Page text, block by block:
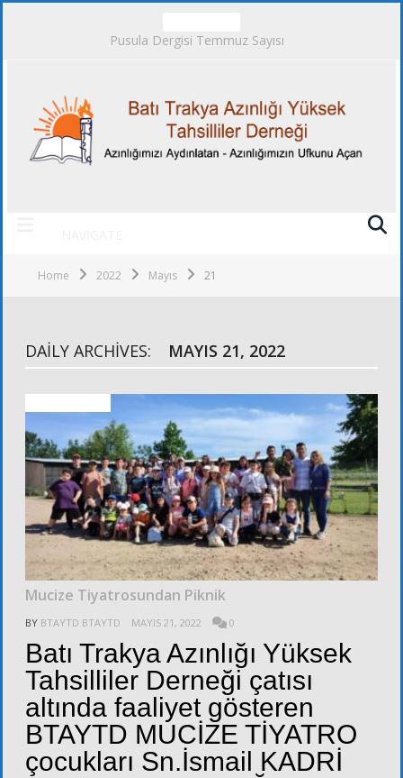
Pusula Dergisi Temmuz Sayısı
Home 2022 Mayıs 21
DAILY ARCHIVES: MAYIS 21, 2022
Mucize Tiyatrosundan Piknik
BY BTAYTD BTAYTD MAYIS 21, 2022 0
Batı Trakya Azınlığı Yüksek
Tahsilliler Derneği çatısı
altında faaliyet gösteren
BTAYTD MUCİZE TİYATRO
çocukları Sn.İsmail KADRİ